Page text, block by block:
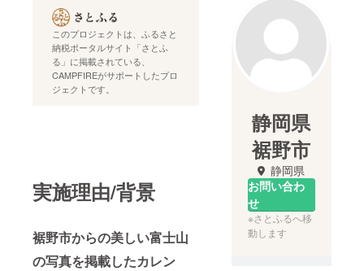
このプロジェクトは、ふるさと
納税ポータルサイト「さとふ
る」に掲載されている、
CAMPFIREがサポートしたプロ
ジェクトです。
実施理由/背景
裾野市からの美しい富士山
の写真を掲載したカレン
静岡県
裾野市
静岡県
お問い合わ
せ
※さとふるへ移
動します